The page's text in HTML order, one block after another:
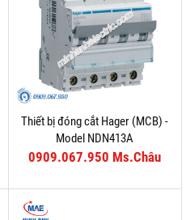
Thiết bị đóng cắt Hager (MCB) -
Model NDN413A
0909.067.950 Ms.Châu